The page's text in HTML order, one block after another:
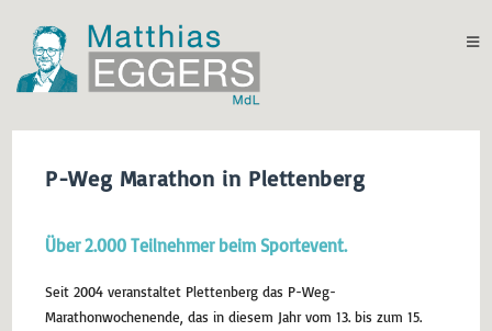
P-Weg Marathon in Plettenberg
Über 2.000 Teilnehmer beim Sportevent.
Seit 2004 veranstaltet Plettenberg das P-Weg-
Marathonwochenende, das in diesem Jahr vom 13. bis zum 15.